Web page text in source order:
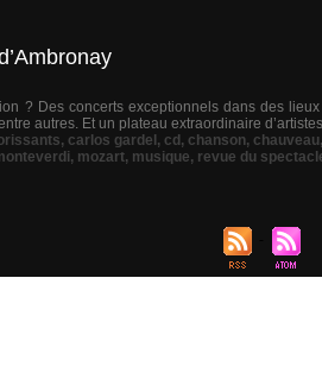
? Des concerts exceptionnels dans des
autres. Et un plateau extraordinaire
, carlos gardel , cd , chanson, chauveau,
, mozart, musique, revue du